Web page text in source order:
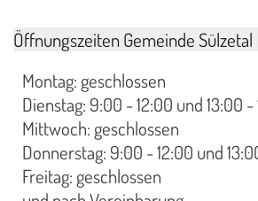
Öffnungszeiten Gemeinde Sülzetal
Montag: geschlossen
Dienstag: 9:00 - 12:00 und 13:00 -
Mittwoch: geschlossen
Donnerstag: 9:00 - 12:00 und
Freitag: geschlossen